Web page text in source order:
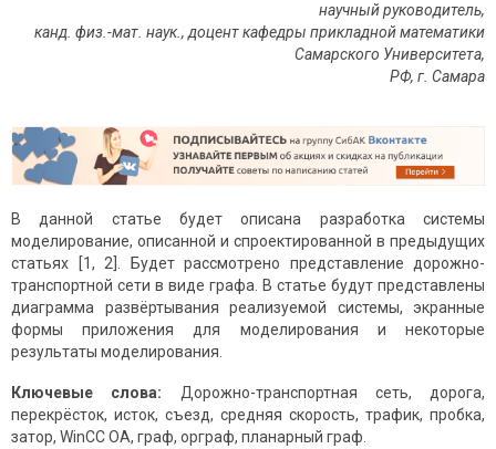
научный руководитель,
канд. физ.-мат. наук., доцент кафедры прикладной математики
Самарского Университета,
РФ, г. Самара
В данной статье будет описана разработка системы
моделирование, описанной и спроектированной в предыдущих
статьях [1, 2]. Будет рассмотрено представление дорожно-
транспортной сети в виде графа. В статье будут представлены
диаграмма развёртывания реализуемой системы, экранные
формы приложения для моделирования и некоторые
результаты моделирования.
Ключевые слова: Дорожно-транспортная сеть, дорога,
перекрёсток, исток, съезд, средняя скорость, трафик, пробка,
затор, WinCC OA, граф, орграф, планарный граф.